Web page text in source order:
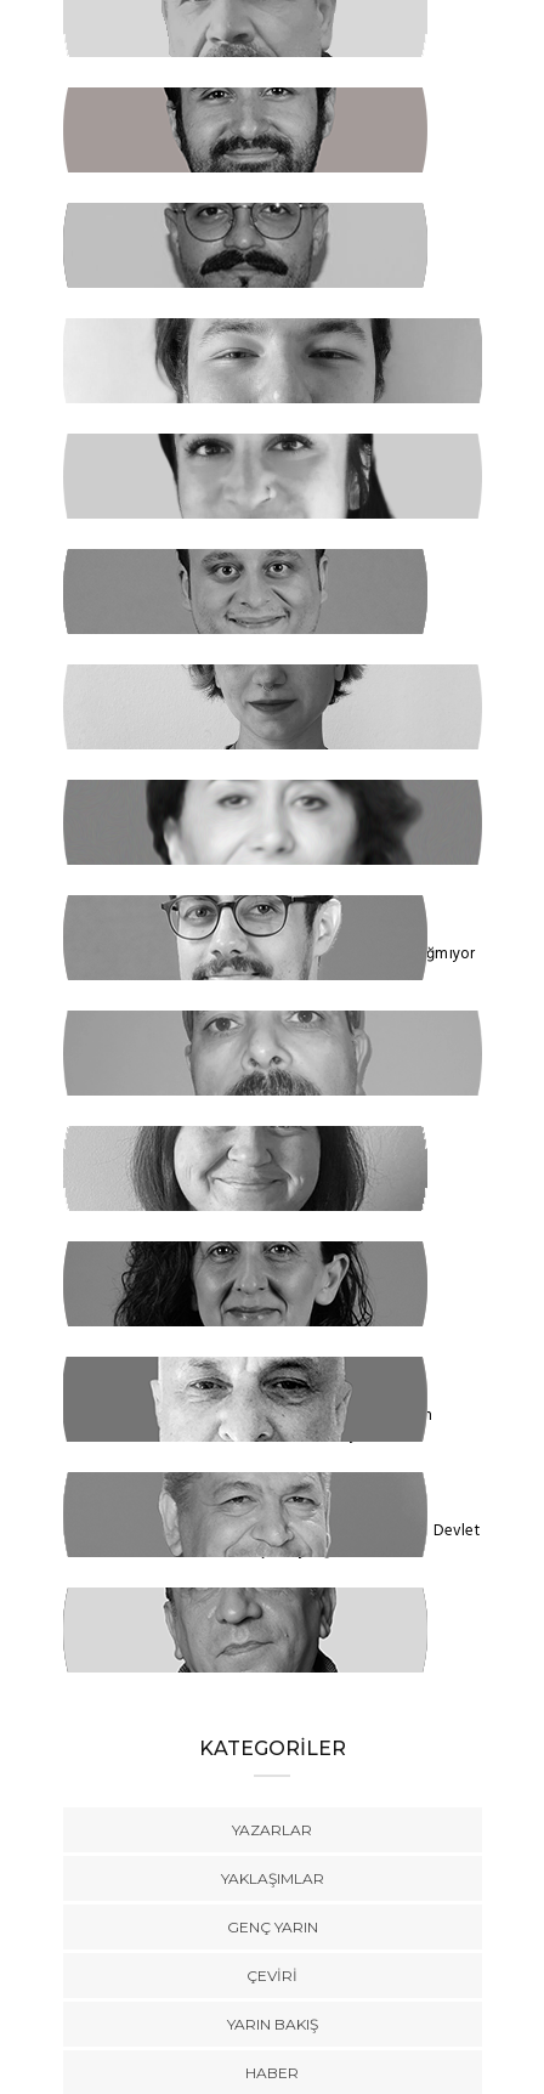
Boş Koltukta Kim Oturuyordu?
BATUHAN GÜNDOĞDU
Halkın Kendi Kendini Yönetmesi
FIRAT ÖZTAŞ
AKP Kaybetti
EGE ŞAHİN
Madenciler İşaret Verdi
NURSELİ GÖZÜAÇIK
Şiddetin Faili, Çocukların Katili Kim?
NEHİR SEVİM
Dünya Çapında
ILGIN GÜRSES
Açlık ve Diğer "Çözülemez" Sorunlar
RUKİYE LEYLA SÜREN
Cumhur İttifakı’nın Hedefi: Kadınlar
ÇAĞDAŞ SİNAN DAĞ
Toplumun Enerjisi Rejimin Çuvalına Sığmıyor
GHADER ANARİ
Ne Şeyh, Ne Şah
SANEM DENİZ KURAL
Yaz Yaz Listeye Bizi De Yaz
SİBEL UZUN
Yasak Tanımadılar
ENDER EREN
Mısır’dan Kanada’ya, Şarm el Şeyh’den
Montreal’e Umutlar Tükeniyor mu?
KADİR DADAN
Türkiye'nin Ekolojik Gerçekleri ve Yeni Devlet
Düzeni 1 - Güçler Ayrılığı
SÜLEYMAN KARAN
Öyle Bir 102 Yıl ki, 102 Farklı Biçimde
Anlatılabilir
KATEGORİLER
YAZARLAR
YAKLAŞIMLAR
GENÇ YARIN
ÇEVİRİ
YARIN BAKIŞ
HABER